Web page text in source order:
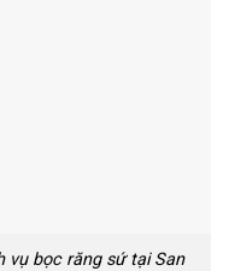
vụ bọc răng sứ tại San